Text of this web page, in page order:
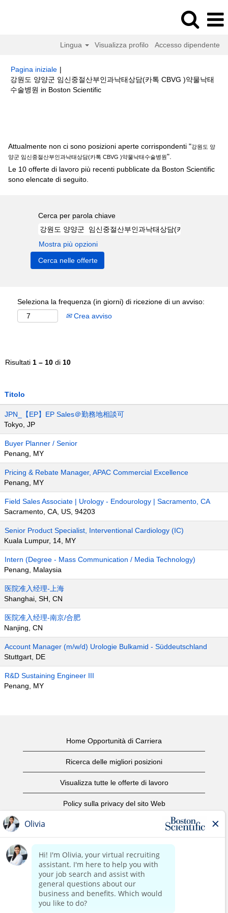
Lingua Visualizza profilo Accesso dipendente
Pagina iniziale |
강원도 양양군 임신중절산부인과낙­태상담(카톡 CBVG )약물낙­태
수술병원 in Boston Scientific(pagina
Attualmente non ci sono posizioni aperte corrispondenti "강원도 양
양군 임신중절산부인과낙­태상담(카톡 CBVG )약물낙­태수술병원".
Le 10 offerte di lavoro più recenti pubblicate da Boston Scientific
sono elencate di seguito.
Cerca per parola chiave
Mostra più opzioni
Seleziona la frequenza (in giorni) di ricezione di un avviso:
Crea avviso
Risultati 1 – 10 di 10
Titolo
JPN_【EP】EP Sales＠勤務地相談可
Tokyo, JP
Buyer Planner / Senior
Penang, MY
Pricing & Rebate Manager, APAC Commercial Excellence
Penang, MY
Field Sales Associate | Urology - Endourology | Sacramento, CA
Sacramento, CA, US, 94203
Senior Product Specialist, Interventional Cardiology (IC)
Kuala Lumpur, 14, MY
Intern (Degree - Mass Communication / Media Technology)
Penang, Malaysia
医院准入经理-上海
Shanghai, SH, CN
医院准入经理-南京/合肥
Nanjing, CN
Account Manager (m/w/d) Urologie Bulkamid - Süddeutschland
Stuttgart, DE
R&D Sustaining Engineer III
Penang, MY
Home Opportunità di Carriera
Ricerca delle migliori posizioni
Visualizza tutte le offerte di lavoro
Policy sulla privacy del sito Web
Avviso di copyright
Contattaci
Home Corporate